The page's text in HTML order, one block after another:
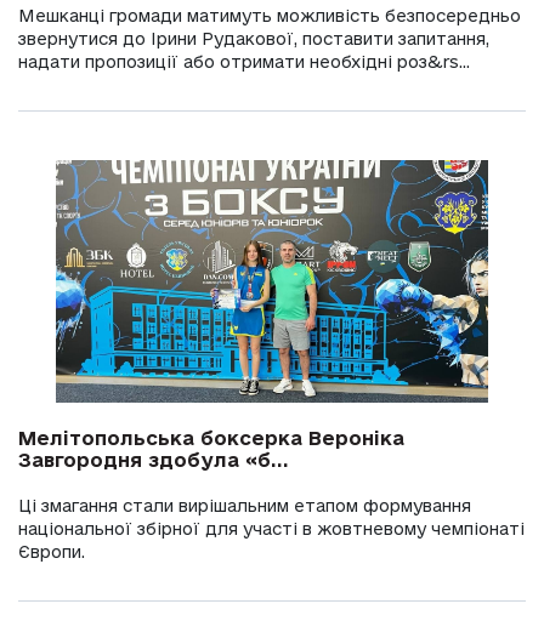
Мешканці громади матимуть можливість безпосередньо
звернутися до Ірини Рудакової, поставити запитання,
надати пропозиції або отримати необхідні роз&rs...
Мелітопольська боксерка Вероніка
Завгородня здобула «б...
Ці змагання стали вирішальним етапом формування
національної збірної для участі в жовтневому чемпіонаті
Європи.